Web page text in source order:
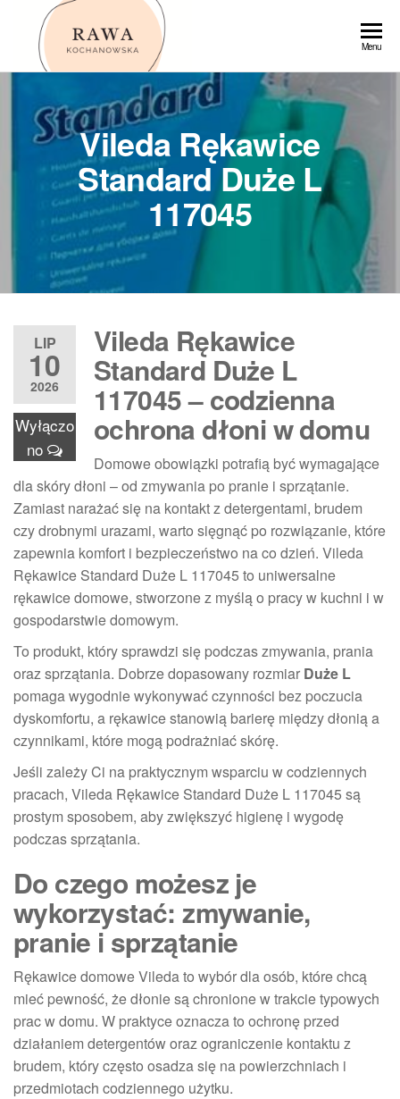
Przejdź
Menu
Vileda Rękawice
Standard Duże L
117045
LIP
10
2026
Wyłączo
no
Vileda Rękawice
Standard Duże L
117045 – codzienna
ochrona dłoni w domu
Domowe obowiązki potrafią być wymagające
dla skóry dłoni – od zmywania po pranie i sprzątanie.
Zamiast narażać się na kontakt z detergentami, brudem
czy drobnymi urazami, warto sięgnąć po rozwiązanie, które
zapewnia komfort i bezpieczeństwo na co dzień. Vileda
Rękawice Standard Duże L 117045 to uniwersalne
rękawice domowe, stworzone z myślą o pracy w kuchni i w
gospodarstwie domowym.
To produkt, który sprawdzi się podczas zmywania, prania
oraz sprzątania. Dobrze dopasowany rozmiar Duże L
pomaga wygodnie wykonywać czynności bez poczucia
dyskomfortu, a rękawice stanowią barierę między dłonią a
czynnikami, które mogą podrażniać skórę.
Jeśli zależy Ci na praktycznym wsparciu w codziennych
pracach, Vileda Rękawice Standard Duże L 117045 są
prostym sposobem, aby zwiększyć higienę i wygodę
podczas sprzątania.
Do czego możesz je
wykorzystać: zmywanie,
pranie i sprzątanie
Rękawice domowe Vileda to wybór dla osób, które chcą
mieć pewność, że dłonie są chronione w trakcie typowych
prac w domu. W praktyce oznacza to ochronę przed
działaniem detergentów oraz ograniczenie kontaktu z
brudem, który często osadza się na powierzchniach i
przedmiotach codziennego użytku.